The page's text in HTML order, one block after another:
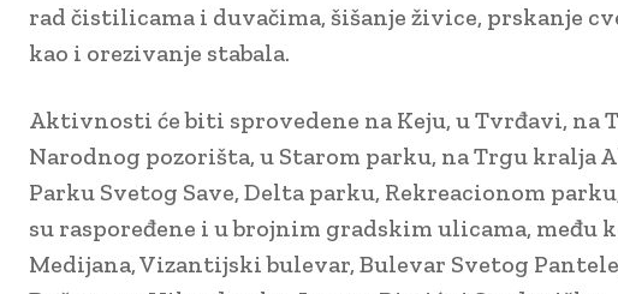
rad čistilicama i duvačima, šišanje živice, prskanje
kao i orezivanje stabala.
Aktivnosti će biti sprovedene na Keju, u Tvrđavi, na
Narodnog pozorišta, u Starom parku, na Trgu kralja
Parku Svetog Save, Delta parku, Rekreacionom
su raspoređene i u brojnim gradskim ulicama, među
Medijana, Vizantijski bulevar, Bulevar Svetog